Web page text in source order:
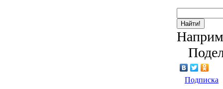
Найти!
Подписка